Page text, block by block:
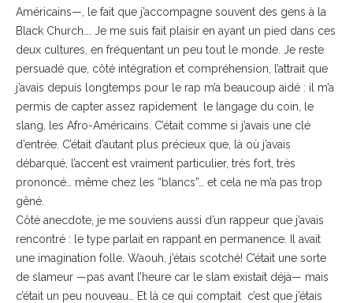
Américains—, le fait que j’accompagne souvent des gens à la
Black Church…. Je me suis fait plaisir en ayant un pied dans ces
deux cultures, en fréquentant un peu tout le monde. Je reste
persuadé que, côté intégration et compréhension, l’attrait que
j’avais depuis longtemps pour le rap m’a beaucoup aidé : il m’a
permis de capter assez rapidement le langage du coin, le
slang, les Afro-Américains. C’était comme si j’avais une clé
d’entrée. C’était d’autant plus précieux que, là où j’avais
débarqué, l’accent est vraiment particulier, très fort, très
prononcé… même chez les “blancs”… et cela ne m’a pas trop
gêné.
Côté anecdote, je me souviens aussi d’un rappeur que j’avais
rencontré : le type parlait en rappant en permanence. Il avait
une imagination folle. Waouh, j’étais scotché! C’était une sorte
de slameur —pas avant l’heure car le slam existait déjà— mais
c’était un peu nouveau… Et là ce qui comptait c’est que j’étais